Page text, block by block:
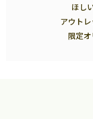
ほし
アウト
限定